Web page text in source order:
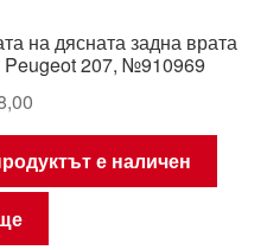
на дясната задна врата
Peugeot 207, №910969
е наличен